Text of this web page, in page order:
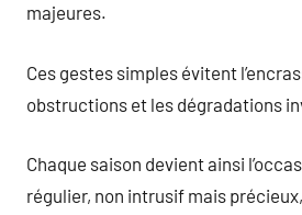
majeures.
Ces gestes simples évitent
obstructions et les dégradations
Chaque saison devient ainsi
régulier, non intrusif mais